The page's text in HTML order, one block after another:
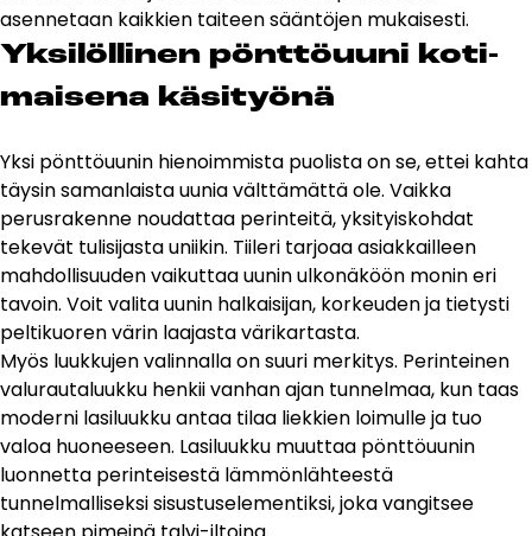
asennetaan kaikkien taiteen sääntöjen mukaisesti.
Yk­si­löl­li­nen pönt­töuu­ni ko­ti­
mai­se­na kä­si­työ­nä
Yksi pönttöuunin hienoimmista puolista on se, ettei kahta
täysin samanlaista uunia välttämättä ole. Vaikka
perusrakenne noudattaa perinteitä, yksityiskohdat
tekevät tulisijasta uniikin. Tiileri tarjoaa asiakkailleen
mahdollisuuden vaikuttaa uunin ulkonäköön monin eri
tavoin. Voit valita uunin halkaisijan, korkeuden ja tietysti
peltikuoren värin laajasta värikartasta.
Myös luukkujen valinnalla on suuri merkitys. Perinteinen
valurautaluukku henkii vanhan ajan tunnelmaa, kun taas
moderni lasiluukku antaa tilaa liekkien loimulle ja tuo
valoa huoneeseen. Lasiluukku muuttaa pönttöuunin
luonnetta perinteisestä lämmönlähteestä
tunnelmalliseksi sisustuselementiksi, joka vangitsee